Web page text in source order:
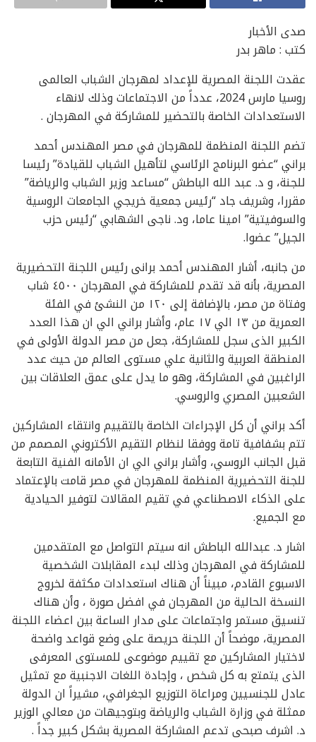
صدى الأخبار
كتب : ماهر بدر
عقدت اللجنة المصرية للإعداد لمهرجان الشباب العالمى
روسيا مارس 2024، عدداً من الاجتماعات وذلك لانهاء
الاستعدادات الخاصة بالتحضير للمشاركة في المهرجان .
تضم اللجنة المنظمة للمهرجان في مصر المهندس أحمد
براني “عضو البرنامج الرئاسي لتأهيل الشباب للقيادة” رئيسا
للجنة، و د. عبد الله الباطش “مساعد وزير الشباب والرياضة”
مقررا، وشريف جاد “رئيس جمعية خريجي الجامعات الروسية
والسوفيتية” امينا عاما، ود. ناجى الشهابي “رئيس حزب
الجيل” عضوا.
من جانبه، أشار المهندس أحمد برانى رئيس اللجنة التحضيرية
المصرية، بأنه قد تقدم للمشاركة في المهرجان ٤٥٠٠ شاب
وفتاة من مصر، بالإضافة إلى ١٢٠ من النشئ في الفئة
العمرية من ١٣ الي ١٧ عام، وأشار براني الي ان هذا العدد
الكبير الذى سجل للمشاركة، جعل من مصر الدولة الأولى في
المنطقة العربية والثانية علي مستوى العالم من حيث عدد
الراغبين في المشاركة، وهو ما يدل على عمق العلاقات بين
الشعبين المصري والروسي.
أكد براني أن كل الإجراءات الخاصة بالتقييم وانتقاء المشاركين
تتم بشفافية تامة ووفقا لنظام التقيم الأكتروني المصمم من
قبل الجانب الروسي، وأشار براني الي ان الأمانه الفنية التابعة
للجنة التحضيرية المنظمة للمهرجان في مصر قامت بالإعتماد
على الذكاء الاصطناعي في تقيم المقالات لتوفير الحيادية
مع الجميع.
اشار د. عبدالله الباطش انه سيتم التواصل مع المتقدمين
للمشاركة في المهرجان وذلك لبدء المقابلات الشخصية
الاسبوع القادم، مبيناً أن هناك استعدادات مكثفة لخروج
النسخة الحالية من المهرجان في افضل صورة ، وأن هناك
تنسيق مستمر واجتماعات على مدار الساعة بين اعضاء اللجنة
المصرية، موضحاً أن اللجنة حريصة على وضع قواعد واضحة
لاختيار المشاركين مع تقييم موضوعى للمستوى المعرفى
الذى يتمتع به كل شخص ، وإجادة اللغات الاجنبية مع تمثيل
عادل للجنسيين ومراعاة التوزيع الجغرافي، مشيراً ان الدولة
ممثلة في وزارة الشباب والرياضة وبتوجيهات من معالي الوزير
د. اشرف صبحى تدعم المشاركة المصرية بشكل كبير جداً .